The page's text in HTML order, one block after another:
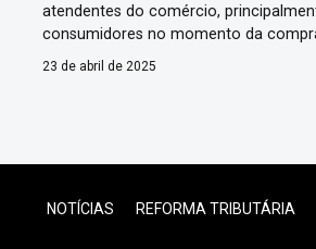
atendentes do comércio,
consumidores no momento da
mercadorias em estados e municípios
23 de abril de 2025
NOTÍCIAS REFORMA TRIBUTÁRIA